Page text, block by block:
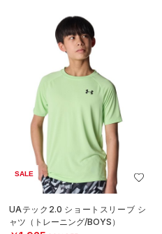
SALE
UAテック2.0 ショートスリーブ シ
ャツ（トレーニング/BOYS）